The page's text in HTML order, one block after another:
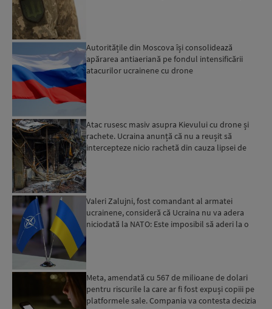
Autoritățile din Moscova își consolidează
apărarea antiaeriană pe fondul intensificării
atacurilor ucrainene cu drone
Atac rusesc masiv asupra Kievului cu drone și
rachete. Ucraina anunță că nu a reușit să
intercepteze nicio rachetă din cauza lipsei de
Valeri Zalujni, fost comandant al armatei
ucrainene, consideră că Ucraina nu va adera
niciodată la NATO: Este imposibil să aderi la o
Meta, amendată cu 567 de milioane de dolari
pentru riscurile la care ar fi fost expuși copiii pe
platformele sale. Compania va contesta decizia